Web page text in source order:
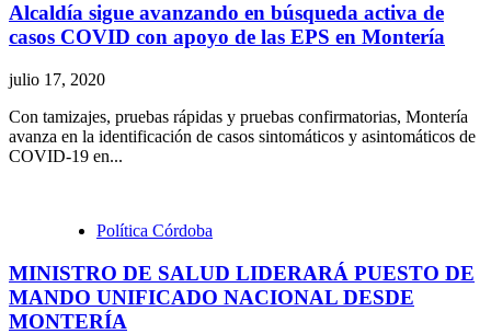
Alcaldía sigue avanzando en búsqueda activa de
casos COVID con apoyo de las EPS en Montería
julio 17, 2020
Con tamizajes, pruebas rápidas y pruebas confirmatorias, Montería
avanza en la identificación de casos sintomáticos y asintomáticos de
COVID-19 en...
Política Córdoba
MINISTRO DE SALUD LIDERARÁ PUESTO DE
MANDO UNIFICADO NACIONAL DESDE
MONTERÍA